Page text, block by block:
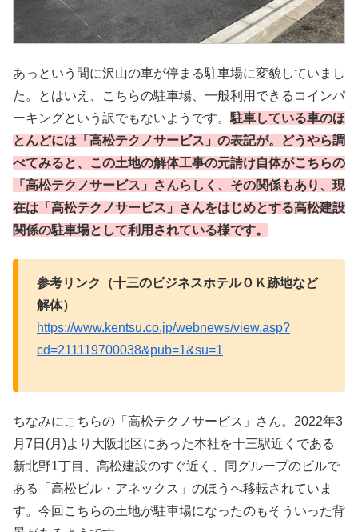
あっという間に沢山の車が停まる駐車場に変貌していまし
た。とはいえ、こちらの駐車場、一般利用できるコインパ
ーキングという訳でもないようです。 駐車している車のほ
とんどには「高松テクノサービス」の表記が。どうやら調
べてみると、この土地の解体工事の元請け自体がこちらの
「高松テクノサービス」さんらしく、その関係もあり、現
在は「高松テクノサービス」さんをはじめとする高松建設
関係の駐車場として利用されている様です。
参考リンク（十三のビジネスホテルＯＫ跡地など
解体）
https://www.kentsu.co.jp/webnews/view.asp?
cd=211119700038&pub=1&su=1
ちなみにこちらの「高松テクノサービス」さん。2022年3
月7日(月)より大阪北区にあった本社を十三駅近くである
新北野1丁目、高松建設のすぐ近く、同グループのビルで
ある「高松ビル・アネックス」のほうへ移転されていま
す。今回こちらの土地が駐車場になったのもそういった背